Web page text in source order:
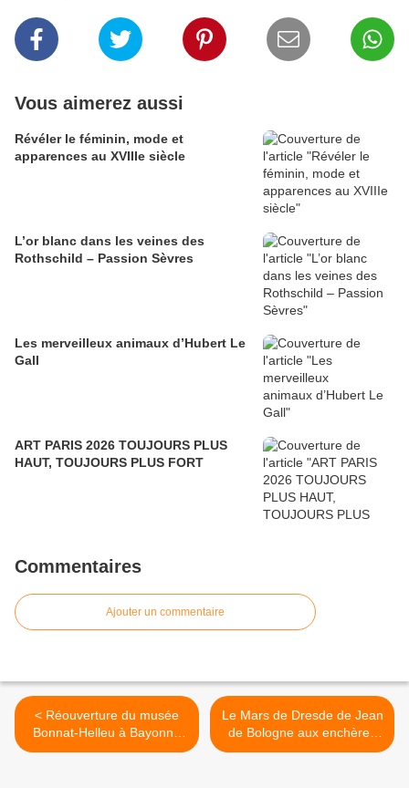
Vous aimerez aussi
​​​​​​​Révéler le féminin, mode et
apparences au XVIIIe siècle
L’or blanc dans les veines des
Rothschild – Passion Sèvres
Les merveilleux animaux d’Hubert Le
Gall
ART PARIS 2026 TOUJOURS PLUS
HAUT, TOUJOURS PLUS FORT
Commentaires
Ajouter un commentaire
< Réouverture du musée
Bonnat-Helleu à Bayonne
prévue en 2021. Un don et
Le Mars de Dresde de Jean
de Bologne aux enchères
chez Sotheby’s Londres >